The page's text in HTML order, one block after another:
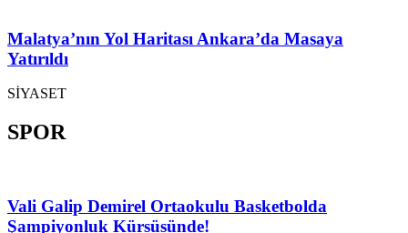
Malatya’nın Yol Haritası Ankara’da Masaya
Yatırıldı
SİYASET
SPOR
Vali Galip Demirel Ortaokulu Basketbolda
Şampiyonluk Kürsüsünde!